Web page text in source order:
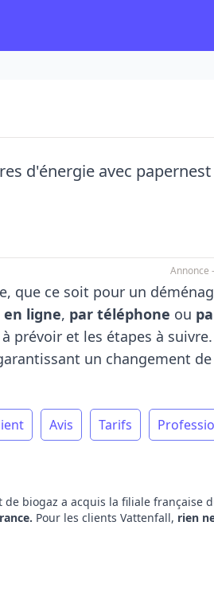
d'énergie avec papernest
Annonce
que ce soit pour un
en ligne, par téléphone ou
et les étapes à
un changement
Avis Tarifs
de biogaz a acquis la filiale française
Pour les clients Vattenfall, rien